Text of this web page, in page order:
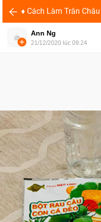
♦️ Cách Làm Trân
Ann Ng
21/12/2020 lúc 09:24